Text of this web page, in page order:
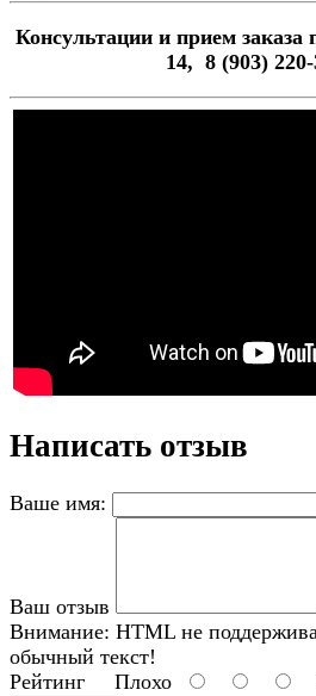
Консультации и прием заказа
14, 8 (903) 220-
Написать отзыв
Ваше имя:
Ваш отзыв
Внимание: HTML не
обычный текст!
Рейтинг Плохо